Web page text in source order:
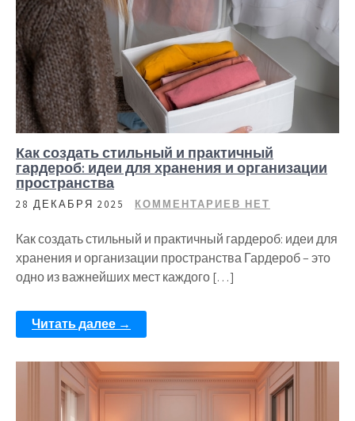
Как создать стильный и практичный
гардероб: идеи для хранения и организации
пространства
28 ДЕКАБРЯ 2025 КОММЕНТАРИЕВ НЕТ
Как создать стильный и практичный гардероб: идеи для
хранения и организации пространства Гардероб – это
одно из важнейших мест каждого […]
Читать далее →